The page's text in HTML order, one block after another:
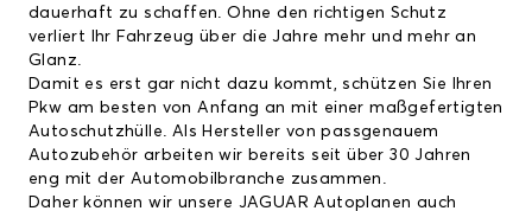
dauerhaft zu schaffen. Ohne den richtigen Schutz
verliert Ihr Fahrzeug über die Jahre mehr und mehr an
Glanz.
Damit es erst gar nicht dazu kommt, schützen Sie Ihren
Pkw am besten von Anfang an mit einer maßgefertigten
Autoschutzhülle. Als Hersteller von passgenauem
Autozubehör arbeiten wir bereits seit über 30 Jahren
eng mit der Automobilbranche zusammen.
Daher können wir unsere JAGUAR Autoplanen auch